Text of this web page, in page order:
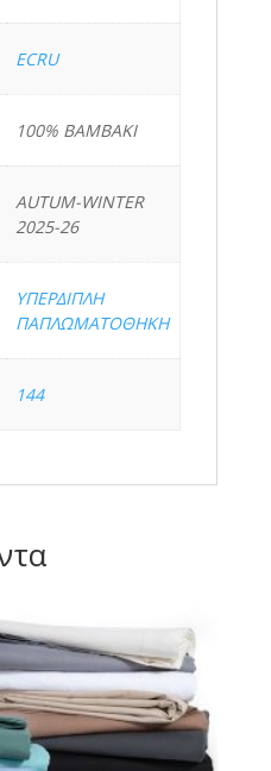
ECRU
100% ΒΑΜΒΑΚΙ
AUTUM-WINTER
2025-26
ΥΠΕΡΔΙΠΛΗ
ΠΑΠΛΩΜΑΤΟΘΗΚΗ
144